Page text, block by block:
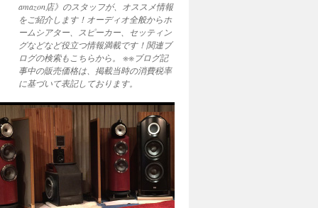
amazon店》のスタッフが、オススメ情報
をご紹介します！オーディオ全般からホ
ームシアター、スピーカー、セッティン
グなどなど役立つ情報満載です！関連ブ
ログの検索もこちらから。 ※※ブログ記
事中の販売価格は、掲載当時の消費税率
に基づいて表記しております。